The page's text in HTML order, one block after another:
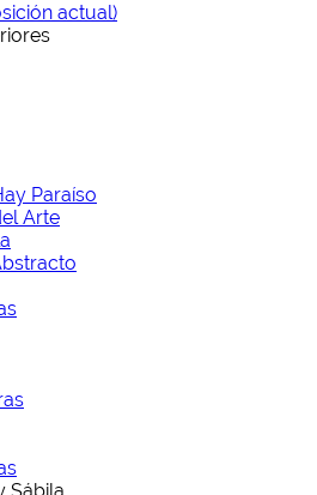
actual)
Paraíso
Arte